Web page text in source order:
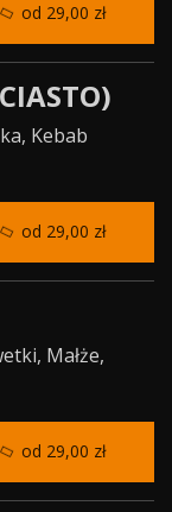
Kebab
Małże,